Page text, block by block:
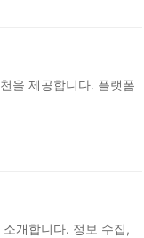
을 제공합니다. 플랫폼
개합니다. 정보 수집,